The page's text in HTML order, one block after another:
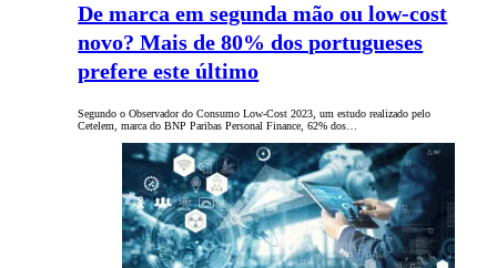
De marca em segunda mão ou low-cost
novo? Mais de 80% dos portugueses
prefere este último
Segundo o Observador do Consumo Low-Cost 2023, um estudo realizado pelo
Cetelem, marca do BNP Paribas Personal Finance, 62% dos…